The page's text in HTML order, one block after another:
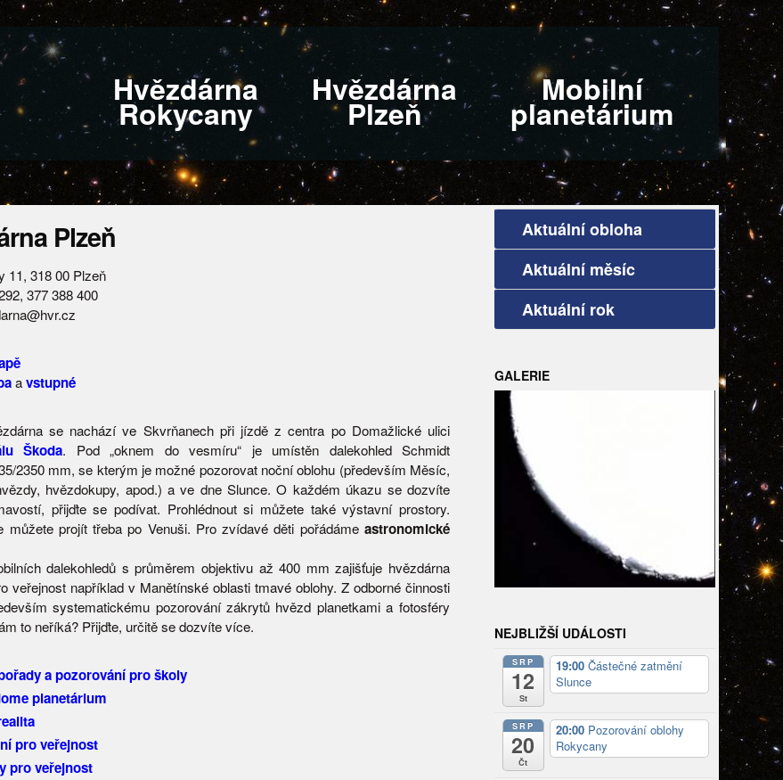
Hvězdárna
Rokycany
Hvězdárna
Plzeň
Mobilní
planetárium
Plzeň
11, 318 00 Plzeň
377 388 400
avstupné
se nachází ve Skvrňanech při jízdě z centra po Domažlické ulici
Škoda. Pod „oknem do vesmíru“ je umístěn dalekohled Schmidt
2350 mm, se kterým je možné pozorovat noční oblohu (především Měsíc,
hvězdokupy, apod.) a ve dne Slunce. O každém úkazu se dozvíte
přijďte se podívat. Prohlédnout si můžete také výstavní prostory.
můžete projít třeba po Venuši. Pro zvídavé děti pořádáme astronomické
dalekohledů s průměrem objektivu až 400 mm zajišťuje hvězdárna
veřejnost například v Manětínské oblasti tmavé oblohy. Z odborné činnosti
systematickému pozorování zákrytů hvězd planetkami a fotosféry
to neříká? Přijďte, určitě se dozvíte více.
a pozorování pro školy
planetárium
pro veřejnost
pro veřejnost
Aktuální obloha
Aktuální měsíc
Aktuální rok
GALERIE
NEJBLIŽŠÍ UDÁLOSTI
SRP
12
St
19:00 Částečné zatmění
Slunce
SRP
20
Čt
20:00 Pozorování oblohy
Rokycany